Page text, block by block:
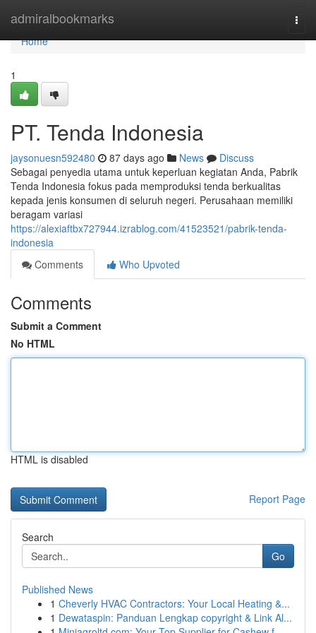
admiralbookmarks
Home
Home
1
PT. Tenda Indonesia
jaysonuesn592480 87 days ago News
Discuss
Sebagai penyedia utama untuk keperluan kegiatan Anda, Pabrik
Tenda Indonesia fokus pada memproduksi tenda berkualitas
kepada jenis konsumen di seluruh negeri. Perusahaan memiliki
beragam variasi
https://alexiaftbx727944.izrablog.com/41523521/pabrik-tenda-
indonesia
Comments
Who Upvoted
Comments
Submit a Comment
No HTML
HTML is disabled
Report Page
Search
Go
Published News
1 Cheverly HVAC Contractors: Your Local Heating &...
1 Dewataspin: Panduan Lengkap copyright & Link Al...